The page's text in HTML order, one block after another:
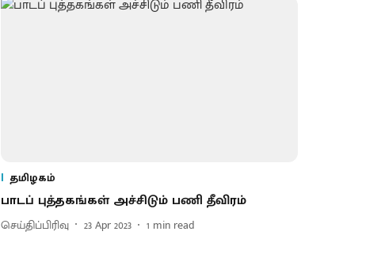
தமிழகம்
பாடப் புத்தகங்கள் அச்சிடும் பணி தீவிரம்
செய்திப்பிரிவு 23 Apr 2023 1 min read